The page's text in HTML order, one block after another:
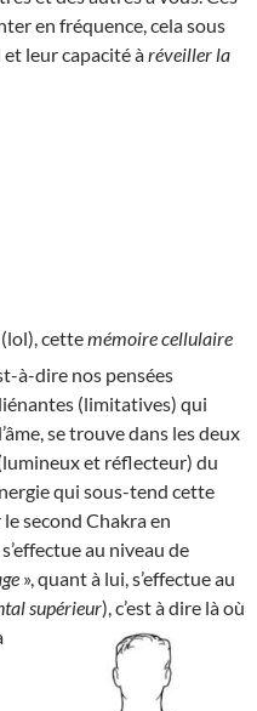
en fréquence, cela sous
leur capacité àréveiller la
cettemémoire cellulaire
à-dire nos pensées
(limitatives) qui
se trouve dans les deux
et réflecteur) du
qui sous-tend cette
second Chakra en
au niveau de
», quant à lui, s’effectue au
supérieur), c’est à dire là où